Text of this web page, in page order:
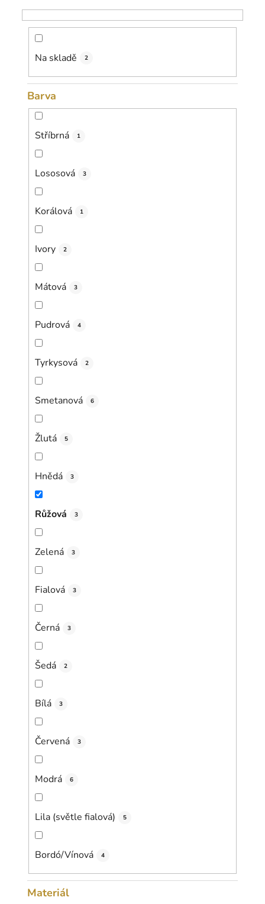
o
d
ů
Na skladě 2
Barva
Stříbrná 1
Lososová 3
Korálová 1
Ivory 2
Mátová 3
Pudrová 4
Tyrkysová 2
Smetanová 6
Žlutá 5
Hnědá 3
Růžová 3
Zelená 3
Fialová 3
Černá 3
Šedá 2
Bílá 3
Červená 3
Modrá 6
Lila (světle fialová) 5
Bordó/Vínová 4
Materiál